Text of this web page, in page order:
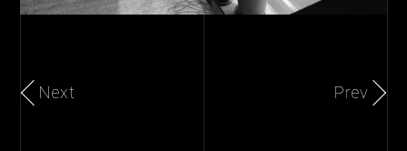
Next Prev